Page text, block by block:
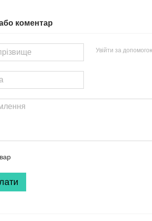
коментар
Увійти за